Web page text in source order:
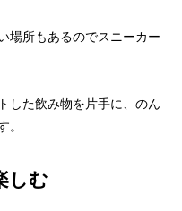
場所もあるのでスニーカー
した飲み物を片手に、のん
。
しむ